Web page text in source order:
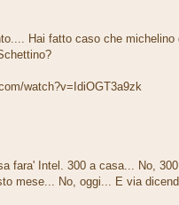
Hai fatto caso che michelino
watch?v=IdiOGT3a9zk
fara' Intel. 300 a casa... No,
mese... No, oggi... E via